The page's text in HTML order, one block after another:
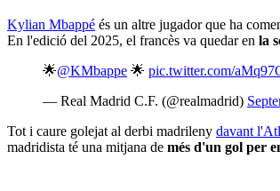
Kylian Mbappé és un altre jugador que ha
En l'edició del 2025, el francès va quedar en la
🌟@KMbappe 🌟 pic.twitter.com/
— Real Madrid C.F. (@realmadrid)
Tot i caure golejat al derbi madrileny davant
madridista té una mitjana de més d'un gol per